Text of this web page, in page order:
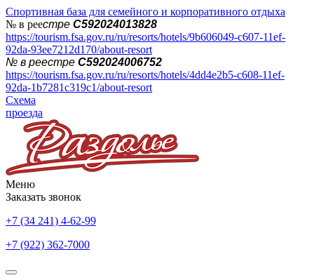
Спортивная база для семейного и корпоративного отдыха
№ в реестре С592024013828
https://tourism.fsa.gov.ru/ru/resorts/hotels/9b606049-c607-11ef-
92da-93ee7212d170/about-resort
№ в реестре С592024006752
https://tourism.fsa.gov.ru/ru/resorts/hotels/4dd4e2b5-c608-11ef-
92da-1b7281c319c1/about-resort
Схема
проезда
Меню
Заказать звонок
+7 (34 241) 4-62-99
+7 (922) 362-7000